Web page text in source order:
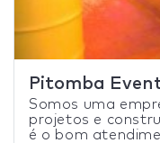
Pitomba
Somos uma
projetos e
é o bom